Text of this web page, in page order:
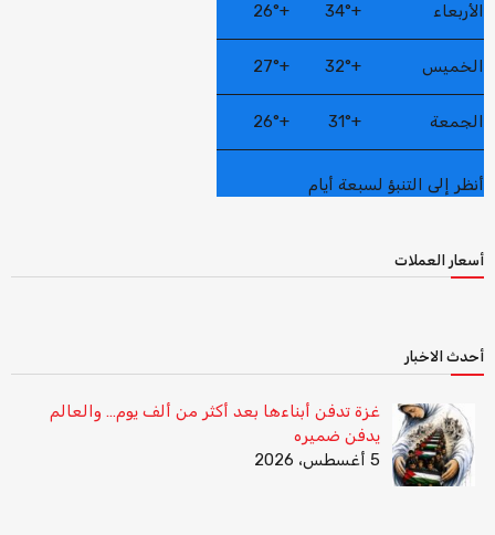
الأربعاء +
34°
+
26°
الخميس +
32°
+
27°
الجمعة +
31°
+
26°
أنظر إلى التنبؤ لسبعة أيام
أسعار العملات
أحدث الاخبار
غزة تدفن أبناءها بعد أكثر من ألف يوم… والعالم
يدفن ضميره
5 أغسطس، 2026